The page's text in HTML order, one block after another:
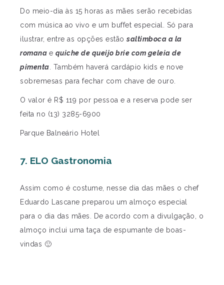
Do meio-dia às 15 horas as mães serão recebidas
com música ao vivo e um buffet especial. Só para
ilustrar, entre as opções estãosaltimboca a la
romana e quiche de queijo brie com geleia de
pimenta . Também haverá cardápio kids e nove
sobremesas para fechar com chave de ouro.
O valor é R$ 119 por pessoa e a reserva pode ser
feita no (13) 3285-6900
Parque Balneário Hotel
7. ELO Gastronomia
Assim como é costume, nesse dia das mães o chef
Eduardo Lascane preparou um almoço especial
para o dia das mães. De acordo com a divulgação, o
almoço inclui uma taça de espumante de boas-
vindas 🙂